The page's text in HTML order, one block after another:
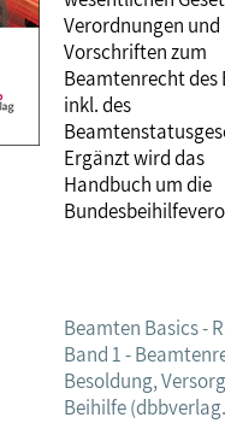
Verordnungen und
Vorschriften zum
Beamtenrecht des
inkl. des
Ergänzt wird das
Handbuch um die
Beamten Basics -
Band 1 -
Besoldung,
Beihilfe